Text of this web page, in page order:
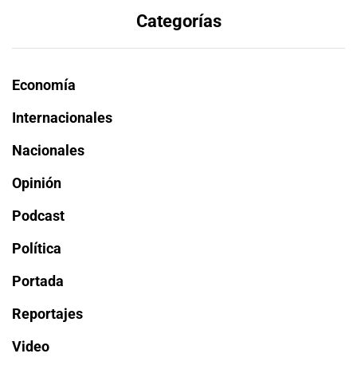
Categorías
Economía
Internacionales
Nacionales
Opinión
Podcast
Política
Portada
Reportajes
Video